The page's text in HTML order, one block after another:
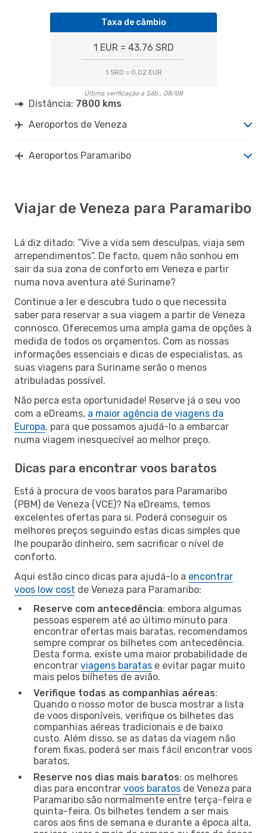
Taxa de câmbio
1 EUR = 43.76 SRD
1 SRD = 0.02 EUR
Última verificação a Sáb., 08/08
Distância: 7800 kms
Aeroportos de Veneza
Aeroportos Paramaribo
Viajar de Veneza para Paramaribo
Lá diz ditado: “Vive a vida sem desculpas, viaja sem
arrependimentos”. De facto, quem não sonhou em
sair da sua zona de conforto em Veneza e partir
numa nova aventura até Suriname?
Continue a ler e descubra tudo o que necessita
saber para reservar a sua viagem a partir de Veneza
connosco. Oferecemos uma ampla gama de opções à
medida de todos os orçamentos. Com as nossas
informações essenciais e dicas de especialistas, as
suas viagens para Suriname serão o menos
atribuladas possível.
Não perca esta oportunidade! Reserve já o seu voo
com a eDreams, a maior agência de viagens da
Europa, para que possamos ajudá-lo a embarcar
numa viagem inesquecível ao melhor preço.
Dicas para encontrar voos baratos
Está à procura de voos baratos para Paramaribo
(PBM) de Veneza (VCE)? Na eDreams, temos
excelentes ofertas para si. Poderá conseguir os
melhores preços seguindo estas dicas simples que
lhe pouparão dinheiro, sem sacrificar o nível de
conforto.
Aqui estão cinco dicas para ajudá-lo a encontrar
voos low cost de Veneza para Paramaribo:
Reserve com antecedência: embora algumas
pessoas esperem até ao último minuto para
encontrar ofertas mais baratas, recomendamos
sempre comprar os bilhetes com antecedência.
Desta forma, existe uma maior probabilidade de
encontrar viagens baratas e evitar pagar muito
mais pelos bilhetes de avião.
Verifique todas as companhias aéreas:
Quando o nosso motor de busca mostrar a lista
de voos disponíveis, verifique os bilhetes das
companhias aéreas tradicionais e de baixo
custo. Além disso, se as datas da viagem não
forem fixas, poderá ser mais fácil encontrar voos
baratos.
Reserve nos dias mais baratos: os melhores
dias para encontrar voos baratos de Veneza para
Paramaribo são normalmente entre terça-feira e
quinta-feira. Os bilhetes tendem a ser mais
caros aos fins de semana e durante a época alta,